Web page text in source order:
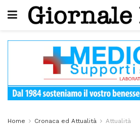
Home Cronaca ed Attualità Attualità